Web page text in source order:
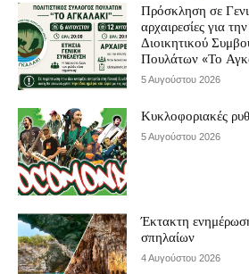
Πρόσκληση σε
αρχαιρεσίες για
Διοικητικού
Πουλάτων «Το
5 Αυγούστου 2026
Κυκλοφοριακές
5 Αυγούστου 2026
Έκτακτη
σπηλαίων
4 Αυγούστου 2026